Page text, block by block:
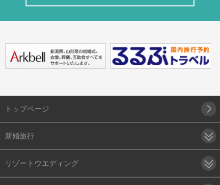
トップページ
新婚旅行
リゾートウエディング